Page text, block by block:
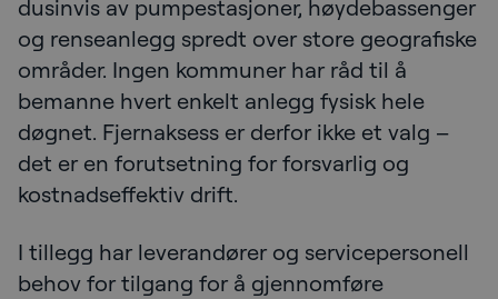
dusinvis av pumpestasjoner, høydebassenger
og renseanlegg spredt over store geografiske
områder. Ingen kommuner har råd til å
bemanne hvert enkelt anlegg fysisk hele
døgnet. Fjernaksess er derfor ikke et valg –
det er en forutsetning for forsvarlig og
kostnadseffektiv drift.
I tillegg har leverandører og servicepersonell
behov for tilgang for å gjennomføre